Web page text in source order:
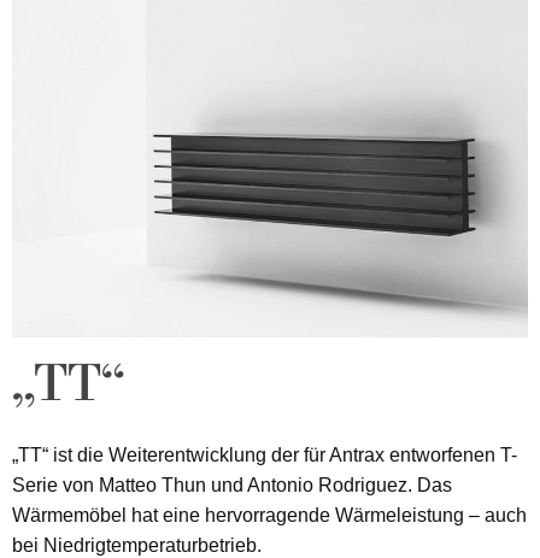
„TT“
„TT“ ist die Weiterentwicklung der für Antrax entworfenen T-
Serie von Matteo Thun und Antonio Rodriguez. Das
Wärmemöbel hat eine hervorragende Wärmeleistung – auch
bei Niedrigtemperaturbetrieb.